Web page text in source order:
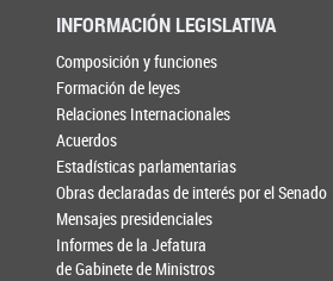
INFORMACIÓN LEGISLATIVA
Composición y funciones
Formación de leyes
Relaciones Internacionales
Acuerdos
Estadísticas parlamentarias
Obras declaradas de interés por el Senado
Mensajes presidenciales
Informes de la Jefatura
de Gabinete de Ministros